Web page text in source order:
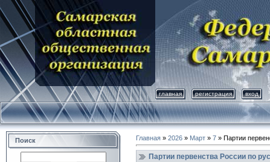
главная регистрация вход
Поиск Главная » 2026 » Март » 7 » Партии
Партии первенства России по